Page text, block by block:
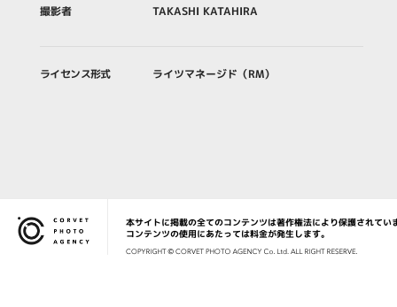
撮影者
TAKASHI KATAHIRA
ライセンス形式 ライツマネージド（RM）
Corvet Photo Agency
本サイトに掲載の全てのコンテンツは著作権法により保護されてい
コンテンツの使用にあたっては料金が発生します。